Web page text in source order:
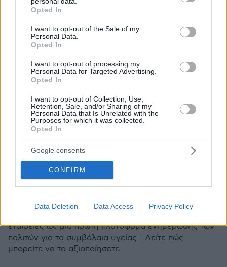
grant or deny consent to Google and its third-party tags to
use your data for below specified purposes in below Google
consent section.
Opted In
I want to opt-out of the Sale of my
Personal Data.
Opted In
I want to opt-out of processing my
Personal Data for Targeted Advertising.
Opted In
I want to opt-out of Collection, Use,
Retention, Sale, and/or Sharing of my
Personal Data that Is Unrelated with the
Purposes for which it was collected.
Opted In
Google consents
CONFIRM
Data Deletion Data Access Privacy Policy
για να ενημερωθείτε
εταιρείες ως μια πρώτη πλατόφρμα ενημέρωσης των
πολιτών για τα συμβόλαια υγείας - Δείτε πώς
μπορείτε να το αξιοποίησετε
19.11.2024, 13:14